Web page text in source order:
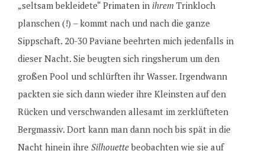
„seltsam bekleidete“ Primaten in ihrem Trinkloch
planschen (!) – kommt nach und nach die ganze
Sippschaft. 20-30 Paviane beehrten mich jedenfalls in
dieser Nacht. Sie beugten sich ringsherum um den
großen Pool und schlürften ihr Wasser. Irgendwann
packten sie sich dann wieder ihre Kleinsten auf den
Rücken und verschwanden allesamt im zerklüfteten
Bergmassiv. Dort kann man dann noch bis spät in die
Nacht hinein ihre Silhouettebeobachten wie sie auf